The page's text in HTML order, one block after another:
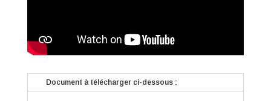
Document à télécharger ci-dessous :